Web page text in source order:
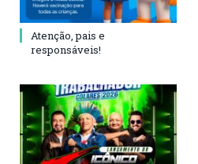
Atenção, pais e
responsáveis!